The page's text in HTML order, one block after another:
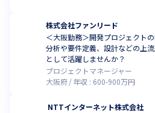
株式会社ファンリード
＜大阪勤務＞開発プロジェクト
分析や要件定義、設計などの上
として活躍しませんか？
プロジェクトマネージャー
大阪府
年収 : 600-900万円
NTTインターネット株式会社